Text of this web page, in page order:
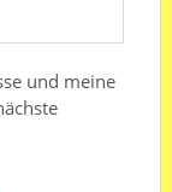
und meine